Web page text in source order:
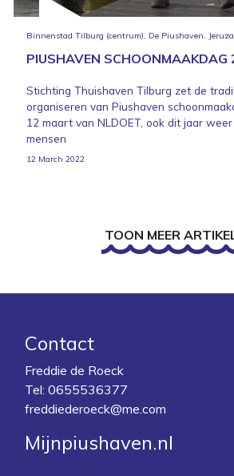
Binnenstad Tilburg (centrum), De Piushaven,
PIUSHAVEN SCHOONMAAKDAG
Stichting Thuishaven Tilburg zet de
organiseren van Piushaven
12 maart van NLDOET, ook dit jaar
mensen
12 March 2022
TOON MEER
Contact
Freddie de Roeck
Tel: 0655536377
freddiederoeck@me.com
Mijnpiushaven.nl